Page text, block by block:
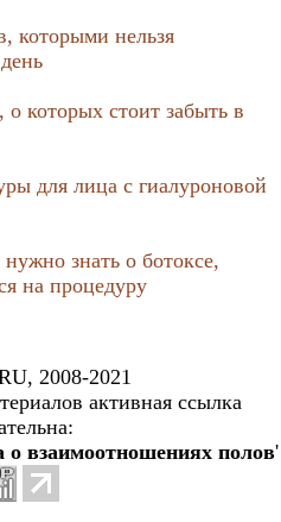
которыми нельзя
которых стоит забыть в
для лица с гиалуроновой
знать о ботоксе,
на процедуру
2008-2021
активная ссылка
о взаимоотношениях полов'